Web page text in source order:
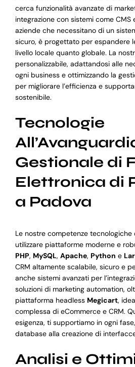
cerca funzionalità avanzate di
integrazione con sistemi come CMS
aziende che necessitano di un
sicuro, è progettato per espandere
livello locale quanto globale. La
personalizzabile, adattandosi alle
ogni business e ottimizzando la
per migliorare l’efficienza e
sostenibile.
Tecnologie
Gestionale di
Elettronica di
a Padova
Le nostre competenze
utilizzare piattaforme moderne e
PHP, MySQL, Apache, Python e
CRM altamente scalabile, sicuro e
anche sistemi avanzati per
soluzioni di marketing automation,
piattaforma headless Megicart,
complessa di eCommerce e CRM.
esigenza, ti supportiamo in ogni
database alla creazione di
Analisi e